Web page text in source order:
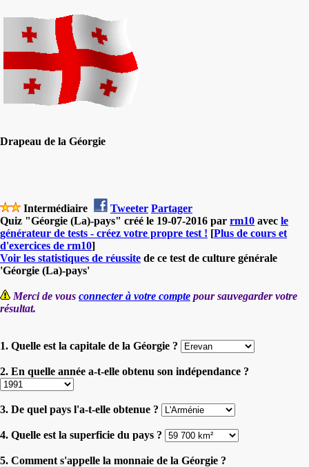
Drapeau de la Géorgie
Intermédiaire Tweeter Partager
Quiz "Géorgie (La)-pays" créé le 19-07-2016 par rm10 avec le
générateur de tests - créez votre propre test ! [Plus de cours et
d'exercices de rm10]
Voir les statistiques de réussite de ce test de culture générale
'Géorgie (La)-pays'
Merci de vous connecter à votre compte pour sauvegarder votre
résultat.
1. Quelle est la capitale de la Géorgie ?
2. En quelle année a-t-elle obtenu son indépendance ?
3. De quel pays l'a-t-elle obtenue ?
4. Quelle est la superficie du pays ?
5. Comment s'appelle la monnaie de la Géorgie ?